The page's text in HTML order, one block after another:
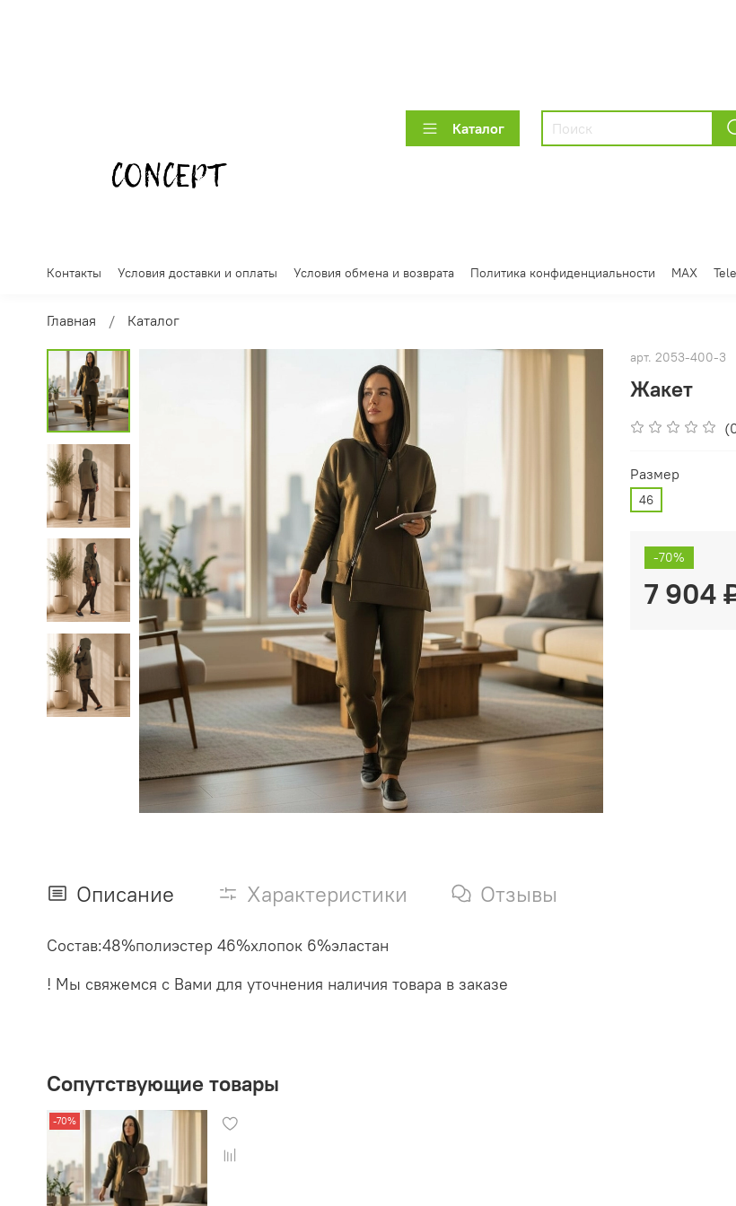
Каталог
Контакты Условия доставки и оплаты Условия обмена и возврата Политика конфиденциальности MAX
Главная Каталог
арт. 2053-400-3
Жакет
Размер
46
-70%
7 904
Описание Характеристики Отзывы
Состав:48%полиэстер 46%хлопок 6%эластан
! Мы свяжемся с Вами для уточнения наличия товара в заказе
Сопутствующие товары
-70%